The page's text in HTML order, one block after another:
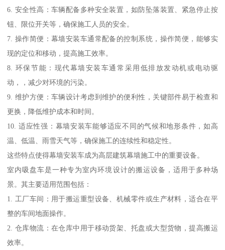
6. 安全性高：车辆配备多种安全装置，如防坠落装置、紧急停止按
钮、限位开关等，确保施工人员的安全。
7. 操作简便：幕墙安装车通常配备的控制系统，操作简便，能够实
现的定位和移动，提高施工效率。
8. 环保节能：现代幕墙安装车通常采用低排放发动机或电动驱
动，，减少对环境的污染。
9. 维护方便：车辆设计考虑到维护的便利性，关键部件易于检查和
更换，降低维护成本和时间。
10. 适应性强：幕墙安装车能够适应不同的气候和地形条件，如高
温、低温、雨雪天气等，确保施工的连续性和稳定性。
这些特点使得幕墙安装车成为高层建筑幕墙施工中的重要设备。
室内吸盘车是一种专为室内环境设计的搬运设备，适用于多种场
景。其主要适用范围包括：
1. 工厂车间：用于搬运重型设备、机械零件或生产材料，适合在平
整的车间地面操作。
2. 仓库物流：在仓库中用于移动货架、托盘或大型货物，提高搬运
效率。